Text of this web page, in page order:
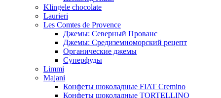
Klingele chocolate
Laurieri
Les Comtes de Provence
Джемы: Северный Прованс
Джемы: Средиземноморский рецепт
Органические джемы
Суперфуды
Limmi
Majani
Конфеты шоколадные FIAT Cremino
Конфеты шоколадные TORTELLINO